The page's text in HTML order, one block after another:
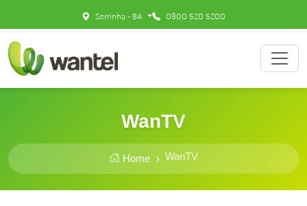
Serrinha - BA 0800 520 5200
WanTV
Home WanTV